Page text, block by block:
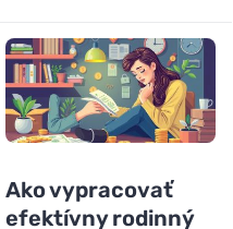
Ako vypracovať
efektívny rodinný